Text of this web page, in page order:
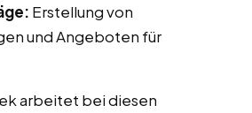
Erstellung von
und Angeboten für
arbeitet bei diesen